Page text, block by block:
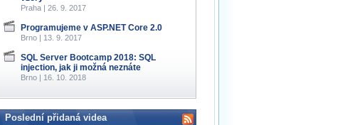
Praha | 26. 9. 2017
Programujeme v ASP.NET Core 2.0
Brno | 13. 9. 2017
SQL Server Bootcamp 2018: SQL
injection, jak ji možná neznáte
Brno | 16. 10. 2018
Poslední přidaná videa